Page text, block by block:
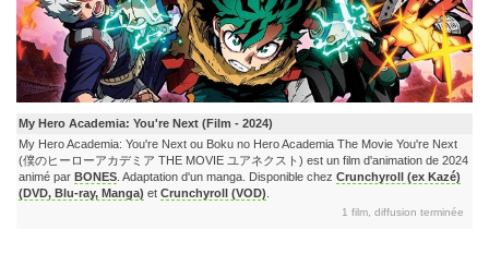
My Hero Academia: You're Next (Film - 2024)
My Hero Academia: You're Next ou Boku no Hero Academia The Movie You're Next
(僕のヒーローアカデミア THE MOVIE ユアネクスト) est un film d'animation de 2024
animé par BONES . Adaptation d'un manga. Disponible chez Crunchyroll (ex Kazé)
(DVD, Blu-ray, Manga) et Crunchyroll (VOD)
1 film, diffusion terminée